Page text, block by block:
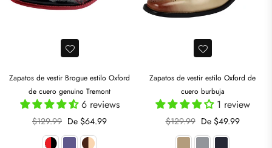
Zapatos de vestir Brogue estilo Oxford
de cuero genuino Tremont
6 reviews
Precio
habitual
$129.99 De $64.99
Zapatos de vestir estilo Oxford de
cuero burbuja
1 review
Precio
habitual
$129.99 De $49.99